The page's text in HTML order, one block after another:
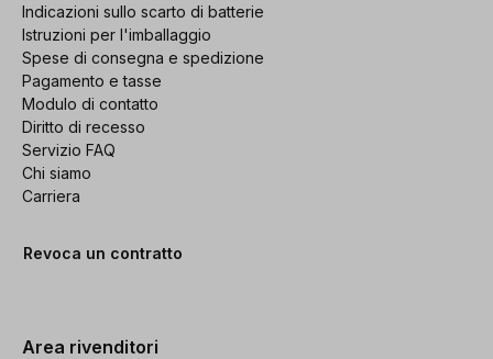
Indicazioni sullo scarto di batterie
Istruzioni per l'imballaggio
Spese di consegna e spedizione
Pagamento e tasse
Modulo di contatto
Diritto di recesso
Servizio FAQ
Chi siamo
Carriera
Revoca un contratto
Area rivenditori